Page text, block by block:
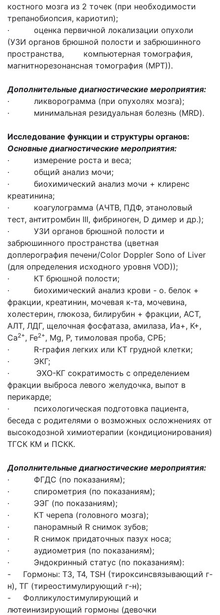
костного мозга из 2 точек (при необходимости
трепанобиопсия, кариотип);
· оценка первичной локализации опухоли
(УЗИ органов брюшной полости и забрюшинного
пространства, компьютерная томография,
магнитнорезонансная томография (МРТ)).
Дополнительные диагностические мероприятия:
· ликворограмма (при опухолях мозга);
· минимальная резидуальная болезнь (MRD).
Исследование функции и структуры органов:
Основные диагностические мероприятия:
· измерение роста и веса;
· общий анализ мочи;
· биохимический анализ мочи + клиренс
креатинина;
· коагулограмма (АЧТВ, ПДФ, этаноловый
тест, антитромбин III, фибриноген, D димер и др.);
· УЗИ органов брюшной полости и
забрюшинного пространства (цветная
доплерография печени/Color Doppler Sono of Liver
(для определения исходного уровня VOD));
· КТ брюшной полости;
· биохимический анализ крови - о. белок +
фракции, креатинин, мочевая к-та, мочевина,
холестерин, глюкоза, билирубин + фракции, АСТ,
АЛТ, ЛДГ, щелочная фосфатаза, амилаза, Иа+, K+,
Ca2+, Fe2+, Mg, P, тимоловая проба, СРБ;
· R-графия легких или КТ грудной клетки;
· ЭКГ;
· ЭХО-КГ сократимость с определением
фракции выброса левого желудочка, выпот в
перикарде;
· психологическая подготовка пациента,
беседа с родителями о возможных осложнениях от
высокодозной химиотерапии (кондиционирования)
ТГСК КМ и ПСКК.
Дополнительные диагностические мероприятия:
· ФГДС (по показаниям);
· спирометрия (по показаниям);
· ЭЭГ (по показаниям);
· КТ черепа (головного мозга);
· панорамный R снимок зубов;
· R снимок придаточных пазух носа;
· аудиометрия (по показаниям);
· Эндокринный статус (по показаниям):
- Гормоны: Т3, Т4, TSH (тироксинсвязывающий г-
н), ТГ (тиреостимулирующий г-н);
- Фолликулостимулирующий и
лютеинизирующий гормоны (девочки